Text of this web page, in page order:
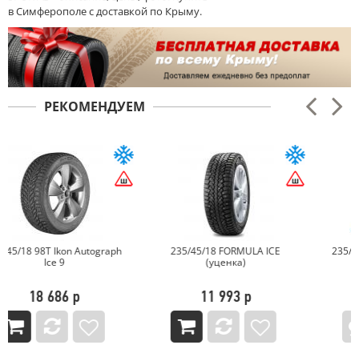
в Симферополе с доставкой по Крыму.
РЕКОМЕНДУЕМ
235/45/18 FORMULA ICE
11 993 р
235/45/18 98T Gislaved Nord
14 364 р